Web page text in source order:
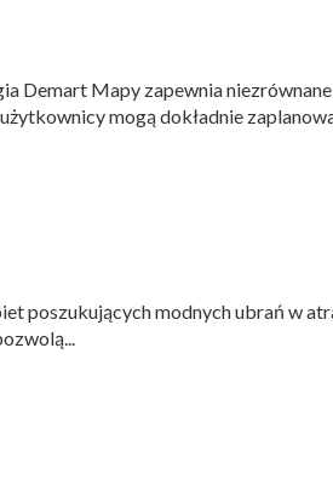
Demart Mapy zapewnia
mogą dokładnie
poszukujących modnych ubrań w